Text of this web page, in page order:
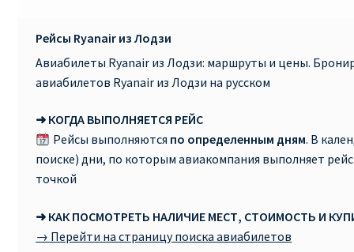
Рейсы Ryanair из Лодзи
Авиабилеты Ryanair из Лодзи: маршруты и цены.
авиабилетов Ryanair из Лодзи на русском
➜ КОГДА ВЫПОЛНЯЕТСЯ РЕЙС
Рейсы выполняются по определенным дням. В
поиске) дни, по которым авиакомпания выполняет
точкой
➜ КАК ПОСМОТРЕТЬ НАЛИЧИЕ МЕСТ, СТОИМОСТЬ И
→ Перейти на страницу поиска авиабилетов